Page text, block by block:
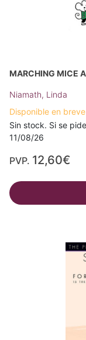
MARCHING MICE
Niamath, Linda
Disponible en breve
Sin stock. Si se
11/08/26
PVP. 12,60€